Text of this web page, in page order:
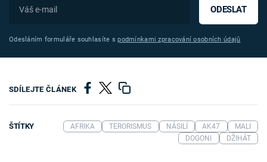
ODESLAT
Odesláním formuláře souhlasíte spodmínkami zpracování osobních údajů
SDÍLEJTE ČLÁNEK
ŠTÍTKY AFRIKA TERORISMUS NÁSILÍ AK47
MALI
DOGONI
DŽIHÁT